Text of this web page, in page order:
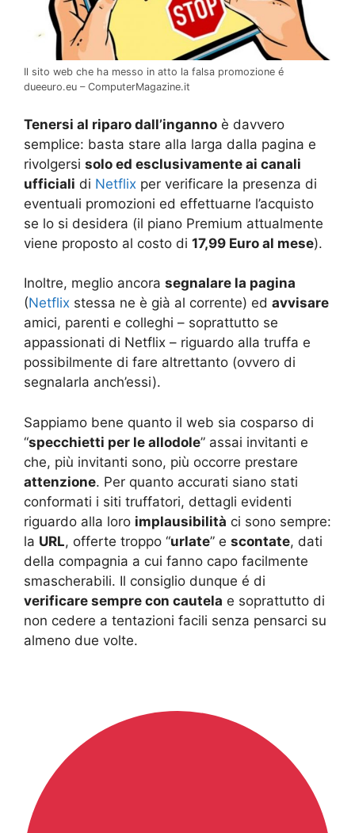
Il sito web che ha messo in atto la falsa promozione é
dueeuro.eu – ComputerMagazine.it
Tenersi al riparo dall’inganno è davvero
semplice: basta stare alla larga dalla pagina e
rivolgersi solo ed esclusivamente ai canali
ufficiali di Netflix per verificare la presenza di
eventuali promozioni ed effettuarne l’acquisto
se lo si desidera (il piano Premium attualmente
viene proposto al costo di 17,99 Euro al mese).
Inoltre, meglio ancora segnalare la pagina
(Netflix stessa ne è già al corrente) ed avvisare
amici, parenti e colleghi – soprattutto se
appassionati di Netflix – riguardo alla truffa e
possibilmente di fare altrettanto (ovvero di
segnalarla anch’essi).
Sappiamo bene quanto il web sia cosparso di
“specchietti per le allodole” assai invitanti e
che, più invitanti sono, più occorre prestare
attenzione. Per quanto accurati siano stati
conformati i siti truffatori, dettagli evidenti
riguardo alla loro implausibilità ci sono sempre:
la URL, offerte troppo “urlate” e scontate, dati
della compagnia a cui fanno capo facilmente
smascherabili. Il consiglio dunque é di
verificare sempre con cautela e soprattutto di
non cedere a tentazioni facili senza pensarci su
almeno due volte.